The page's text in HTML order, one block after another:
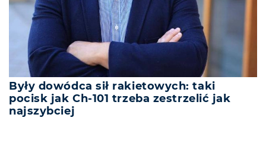
Były dowódca sił rakietowych: taki
pocisk jak Ch-101 trzeba zestrzelić jak
najszybciej